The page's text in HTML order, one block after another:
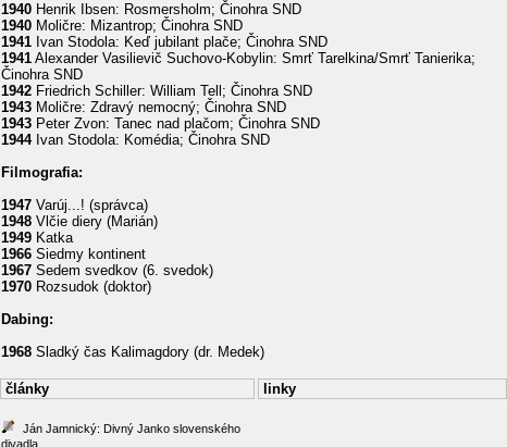
1940 Henrik Ibsen: Rosmersholm; Činohra SND
1940 Moličre: Mizantrop; Činohra SND
1941 Ivan Stodola: Keď jubilant plače; Činohra SND
1941 Alexander Vasilievič Suchovo-Kobylin: Smrť Tarelkina/Smrť Tanierika;
Činohra SND
1942 Friedrich Schiller: William Tell; Činohra SND
1943 Moličre: Zdravý nemocný; Činohra SND
1943 Peter Zvon: Tanec nad plačom; Činohra SND
1944Ivan Stodola: Komédia; Činohra SND
Filmografia:
1947 Varúj...! (správca)
1948 Vlčie diery (Marián)
1949 Katka
1966 Siedmy kontinent
1967 Sedem svedkov (6. svedok)
1970 Rozsudok (doktor)
Dabing:
1968 Sladký čas Kalimagdory (dr. Medek)
články linky
Ján Jamnický: Divný Janko slovenského
divadla